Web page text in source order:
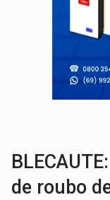
de roubo